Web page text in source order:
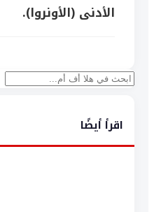
الأدنى (الأونروا).
بحث
اقرأ أيضًا